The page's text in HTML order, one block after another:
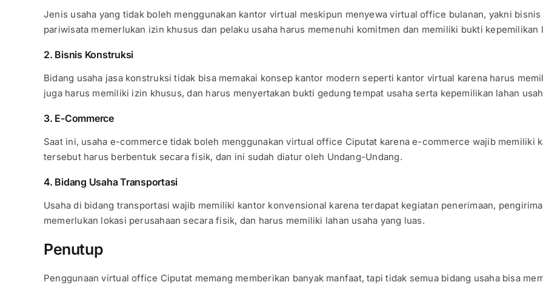
Jenis usaha yang tidak boleh menggunakan kantor virtual meskipun menyewa virtual office bulanan, yakni
pariwisata memerlukan izin khusus dan pelaku usaha harus memenuhi komitmen dan memiliki bukti kepemilikan
2. Bisnis Konstruksi
Bidang usaha jasa konstruksi tidak bisa memakai konsep kantor modern seperti kantor virtual karena harus
juga harus memiliki izin khusus, dan harus menyertakan bukti gedung tempat usaha serta kepemilikan lahan
3. E-Commerce
Saat ini, usaha e-commerce tidak boleh menggunakan virtual office Ciputat karena e-commerce wajib memiliki
tersebut harus berbentuk secara fisik, dan ini sudah diatur oleh Undang-Undang.
4. Bidang Usaha Transportasi
Usaha di bidang transportasi wajib memiliki kantor konvensional karena terdapat kegiatan penerimaan,
memerlukan lokasi perusahaan secara fisik, dan harus memiliki lahan usaha yang luas.
Penutup
Penggunaan virtual office Ciputat memang memberikan banyak manfaat, tapi tidak semua bidang usaha bisa